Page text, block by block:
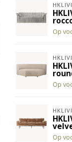
Op
Op
Op